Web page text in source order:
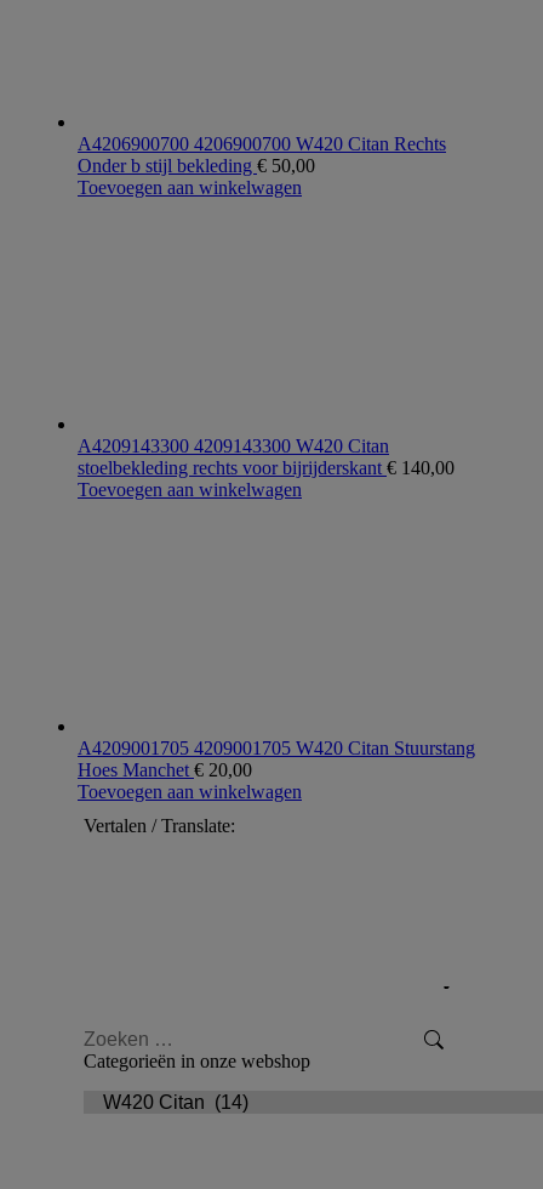
A4206900700 4206900700 W420 Citan Rechts
Onder b stijl bekleding € 50,00
Toevoegen aan winkelwagen
A4209143300 4209143300 W420 Citan
stoelbekleding rechts voor bijrijderskant € 140,00
Toevoegen aan winkelwagen
A4209001705 4209001705 W420 Citan Stuurstang
Hoes Manchet € 20,00
Toevoegen aan winkelwagen
Vertalen / Translate:
Zoeken:
Categorieën in onze webshop